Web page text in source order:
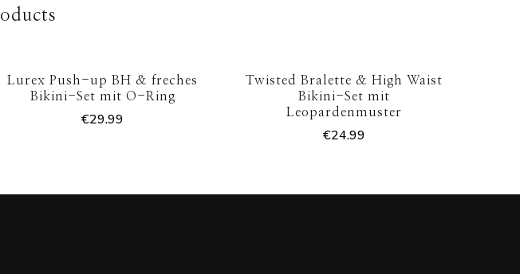
Lurex Push-up BH & freches
Bikini-Set mit O-Ring
€29.99
Twisted Bralette & High Waist
Bikini-Set mit
Leopardenmuster
€24.99